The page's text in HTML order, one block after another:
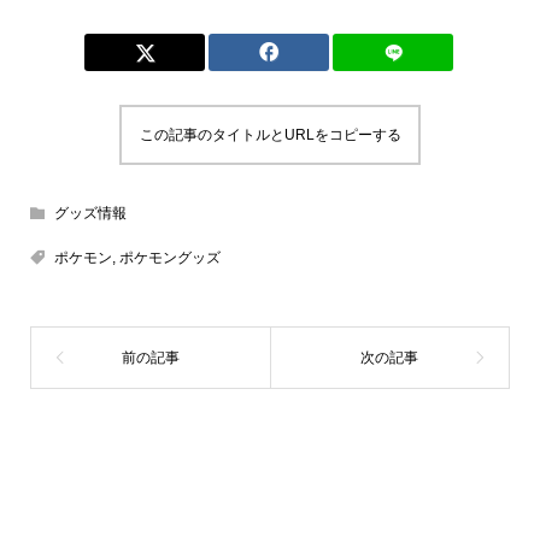
この記事のタイトルとURLをコピーする
グッズ情報
ポケモン, ポケモングッズ